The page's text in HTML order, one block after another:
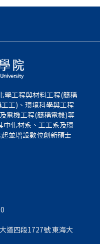
學工程與材料工程(簡稱
工)、環境科學與工程
電機工程(簡稱電機)等
中化材系、工工系及環
並增設數位創新碩士
道四段1727號 東海大